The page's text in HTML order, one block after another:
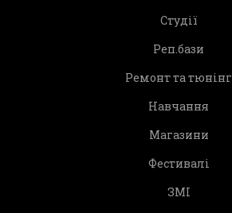
Студії
Реп.бази
Ремонт та тюнінг
Навчання
Магазини
Фестивалі
ЗМІ